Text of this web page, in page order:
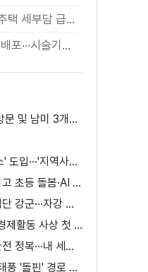
40억 이상 초고가 주택 세부담 급증···실수요자 보호 강화
문신시술 표준지침 배포···시술기구, 일회용 사용 후 폐기
이재명 대통령 미국 방문 및 남미 3개국 순방 성과와 의미
'혜택 자동신청 서비스' 도입···'지역사랑상품권' 발행 확대
지역대학 장학금 늘리고 초등 돌봄·AI 교육 확대
국민에게 신뢰받는 첨단 강군···자강 국방·미래 전력 강화
55세~79세 고령자 경제활동 사상 첫 1천만 명 돌파
부동산 세제개편안 완전 정복···내 세금 어떻게 달라지나? [K-정책 사용법]
서울 낮 기온 39도···태풍 '돌핀' 경로 변수